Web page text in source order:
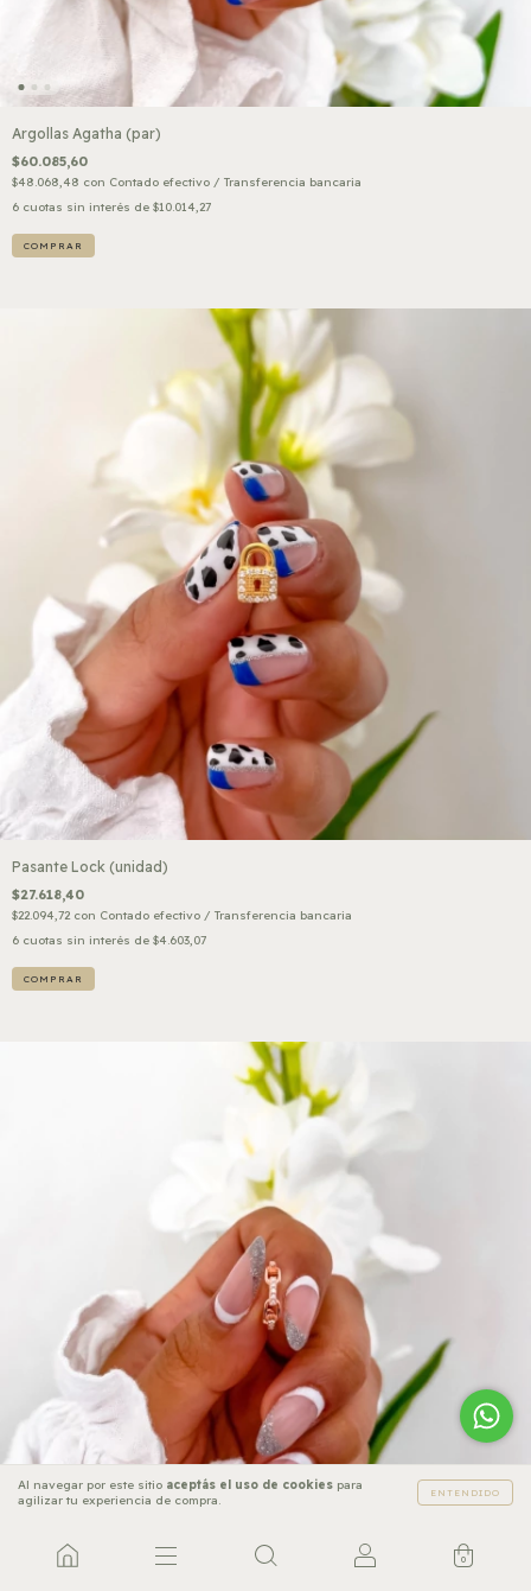
Al navegar por este sitio aceptás el uso de cookies para
agilizar tu experiencia de compra.
ENTENDIDO
0
Argollas Agatha (par)
$60.085,60
$48.068,48 con Contado efectivo / Transferencia bancaria
6 cuotas sin interés de $10.014,27
Pasante Lock (unidad)
$27.618,40
$22.094,72 con Contado efectivo / Transferencia bancaria
6 cuotas sin interés de $4.603,07